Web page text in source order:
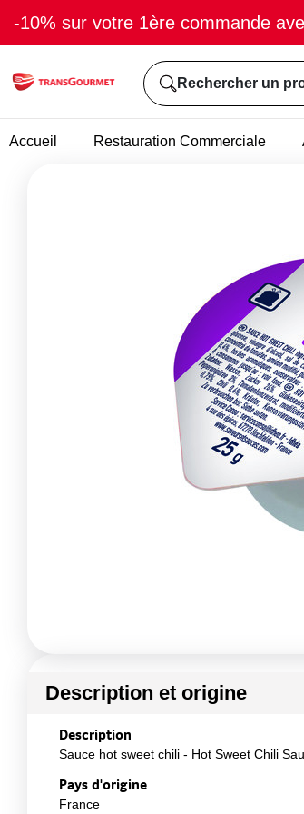
-10% sur votre 1ère commande
Rechercher un
Accueil Restauration Commerciale
Description et origine
Description
Sauce hot sweet chili - Hot Sweet Chili
Pays d'origine
France